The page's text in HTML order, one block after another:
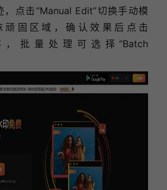
点击“Manual Edit”切换手动模
顽固区域，确认效果后点击
，批量处理可选择“Batch